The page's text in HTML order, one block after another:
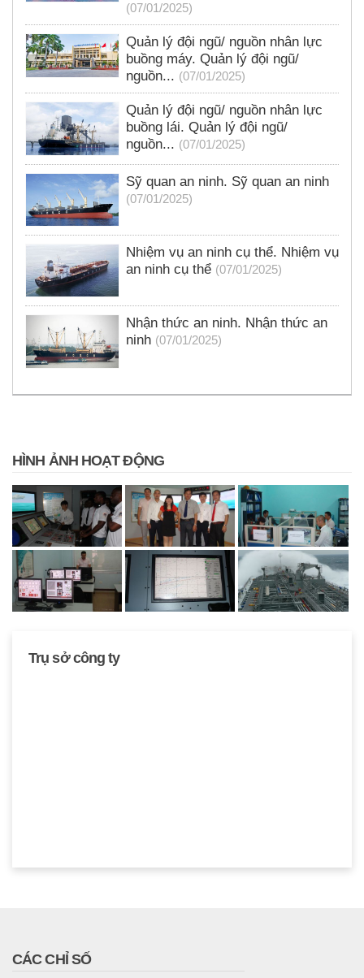
(07/01/2025)
Quản lý đội ngũ/ nguồn nhân lực
buồng máy. Quản lý đội ngũ/
nguồn... (07/01/2025)
Quản lý đội ngũ/ nguồn nhân lực
buồng lái. Quản lý đội ngũ/
nguồn... (07/01/2025)
Sỹ quan an ninh. Sỹ quan an ninh
(07/01/2025)
Nhiệm vụ an ninh cụ thể. Nhiệm vụ
an ninh cụ thể (07/01/2025)
Nhận thức an ninh. Nhận thức an
ninh (07/01/2025)
HÌNH ẢNH HOẠT ĐỘNG
Trụ sở công ty
CÁC CHỈ SỐ